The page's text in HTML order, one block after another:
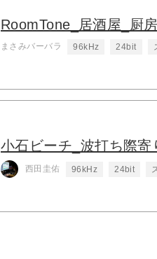
RoomTone_居酒屋_厨
まさみバーバラ 96kHz 24bit
小石ビーチ_波打ち際寄
西田圭佑 96kHz 24bit